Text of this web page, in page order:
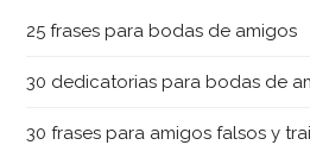
25 frases para bodas de amigos
30 dedicatorias para bodas de
30 frases para amigos falsos y